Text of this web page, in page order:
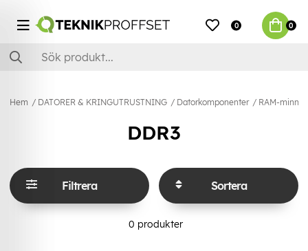
0 0
Hem DATORER & KRINGUTRUSTNING Datorkomponenter RAM-minnen
DDR3
Filtrera Sortera
0 produkter